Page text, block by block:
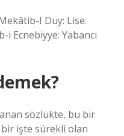
I Duy: Lise.
Ecnebiyye: Yabancı
sözlükte, bu bir
işte sürekli olan